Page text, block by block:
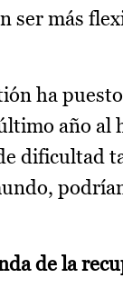
ser más
ha
año al
dificultad
de la